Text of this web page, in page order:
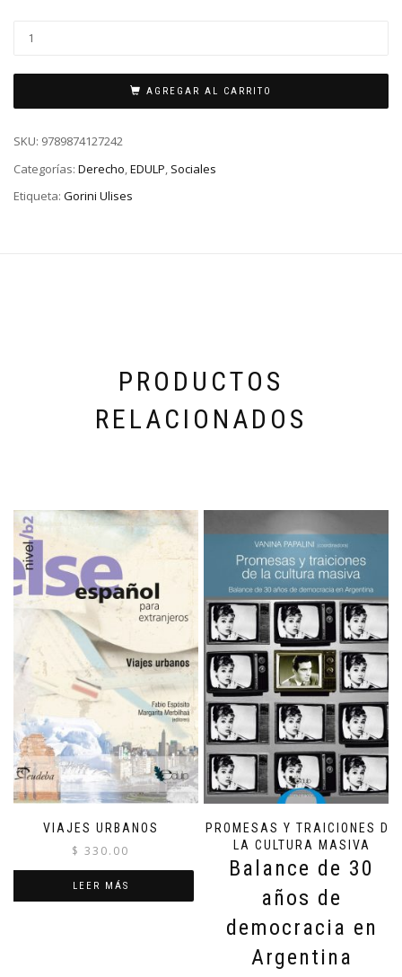
AGREGAR AL CARRITO
SKU: 9789874127242
Categorías: Derecho,EDULP, Sociales
Etiqueta: Gorini Ulises
PRODUCTOS
RELACIONADOS
VIAJES URBANOS
$ 330.00
LEER MÁS
PROMESAS Y TRAICIONES DE
LA CULTURA MASIVA
Balance de 30
años de
democracia en
Argentina